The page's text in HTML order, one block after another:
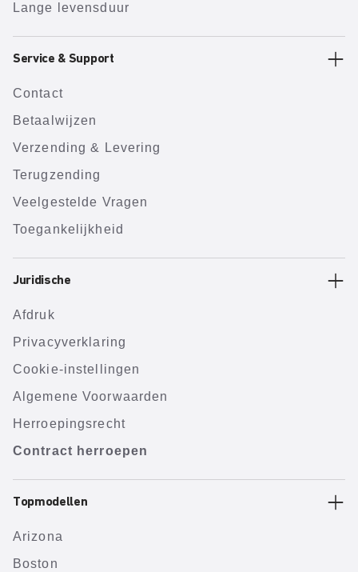
Lange levensduur
Service & Support
Contact
Betaalwijzen
Verzending & Levering
Terugzending
Veelgestelde Vragen
Toegankelijkheid
Juridische
Afdruk
Privacyverklaring
Cookie-instellingen
Algemene Voorwaarden
Herroepingsrecht
Contract herroepen
Topmodellen
Arizona
Boston